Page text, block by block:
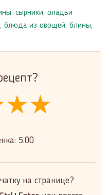
сырники, оладьи
, блюда из овощей, блины,
5.00
на странице?